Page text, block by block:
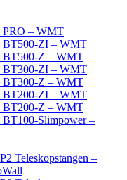
PRO – WMT
BT500-ZI – WMT
BT500-Z – WMT
BT300-ZI – WMT
BT300-Z – WMT
BT200-ZI – WMT
BT200-Z – WMT
BT100-Slimpower –
Teleskopstangen –